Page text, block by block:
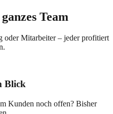
Team
oder Mitarbeiter – jeder profitiert
Blick
Kunden noch offen? Bisher